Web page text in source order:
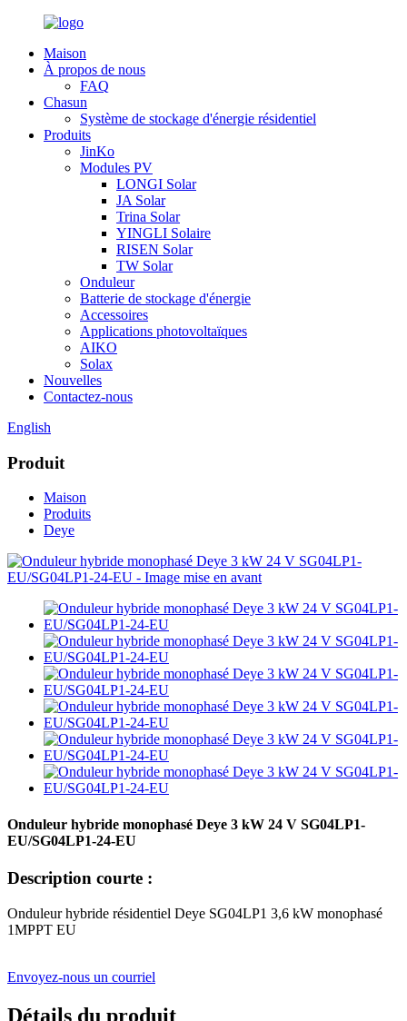
Maison
À propos de nous
FAQ
Chasun
Système de stockage d'énergie résidentiel
Produits
JinKo
Modules PV
LONGI Solar
JA Solar
Trina Solar
YINGLI Solaire
RISEN Solar
TW Solar
Onduleur
Batterie de stockage d'énergie
Accessoires
Applications photovoltaïques
AIKO
Solax
Nouvelles
Contactez-nous
English
Produit
Maison
Produits
Deye
Onduleur hybride monophasé Deye 3 kW 24 V SG04LP1-
EU/SG04LP1-24-EU
Description courte :
Onduleur hybride résidentiel Deye SG04LP1 3,6 kW monophasé
1MPPT EU
Envoyez-nous un courriel
Détails du produit